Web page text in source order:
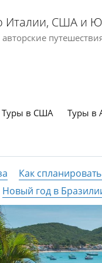
Италии, США и
Туры в США Туры в
Как
Новый год в